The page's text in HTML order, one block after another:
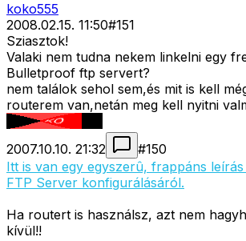
koko555
2008.02.15. 11:50#151
Sziasztok!
Valaki nem tudna nekem linkelni egy
Bulletproof ftp servert?
nem találok sehol sem,és mit is kell
routerem van,netán meg kell nyitni
2007.10.10. 21:32 #150
Itt is van egy egyszerû, frappáns
FTP Server konfigurálásáról.
Ha routert is használsz, azt nem
kívül!!